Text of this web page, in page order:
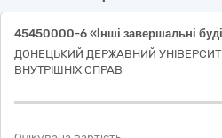
ДОНЕЦЬКИЙ ДЕРЖАВНИЙ
ВНУТРІШНІХ СПРАВ